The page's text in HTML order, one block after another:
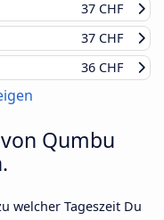
37 CHF
37 CHF
36 CHF
Qumbu
welcher Tageszeit Du